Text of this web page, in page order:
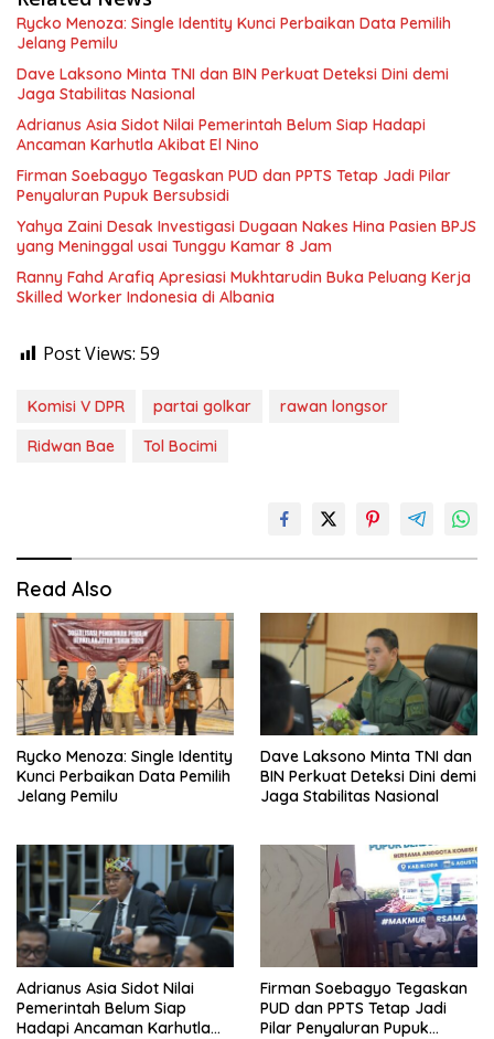
Rycko Menoza: Single Identity Kunci Perbaikan Data Pemilih
Jelang Pemilu
Dave Laksono Minta TNI dan BIN Perkuat Deteksi Dini demi
Jaga Stabilitas Nasional
Adrianus Asia Sidot Nilai Pemerintah Belum Siap Hadapi
Ancaman Karhutla Akibat El Nino
Firman Soebagyo Tegaskan PUD dan PPTS Tetap Jadi Pilar
Penyaluran Pupuk Bersubsidi
Yahya Zaini Desak Investigasi Dugaan Nakes Hina Pasien BPJS
yang Meninggal usai Tunggu Kamar 8 Jam
Ranny Fahd Arafiq Apresiasi Mukhtarudin Buka Peluang Kerja
Skilled Worker Indonesia di Albania
Post Views: 59
Komisi V DPR partai golkar
rawan longsor
Ridwan Bae
Tol Bocimi
Read Also
Rycko Menoza: Single Identity
Kunci Perbaikan Data Pemilih
Jelang Pemilu
Dave Laksono Minta TNI dan
BIN Perkuat Deteksi Dini demi
Jaga Stabilitas Nasional
Adrianus Asia Sidot Nilai
Pemerintah Belum Siap
Hadapi Ancaman Karhutla
Firman Soebagyo Tegaskan
PUD dan PPTS Tetap Jadi
Pilar Penyaluran Pupuk